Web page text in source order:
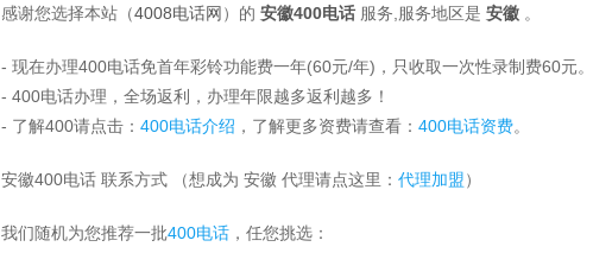
感谢您选择本站（4008电话网 ）的 安徽400电话 服务,服务地区是 安徽 。
- 现在办理400电话免首年彩铃功能费一年(60元/年)，只收取一次性录制费60元。
- 400电话办理，全场返利，办理年限越多返利越多！
- 了解400请点击： 400电话介绍 ，了解更多资费请查看： 400电话资费。
安徽400电话 联系方式 （想成为 安徽 代理请点这里： 代理加盟）
我们随机为您推荐一批400电话 ，任您挑选：